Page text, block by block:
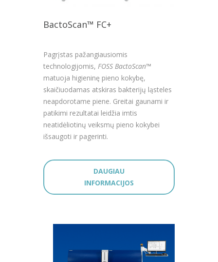
BactoScan™ FC+
Pagrįstas pažangiausiomis
technologijomis, FOSS BactoScan™
matuoja higieninę pieno kokybę,
skaičiuodamas atskiras bakterijų ląsteles
neapdorotame piene. Greitai gaunami ir
patikimi rezultatai leidžia imtis
neatidėliotinų veiksmų pieno kokybei
išsaugoti ir pagerinti.
DAUGIAU
INFORMACIJOS